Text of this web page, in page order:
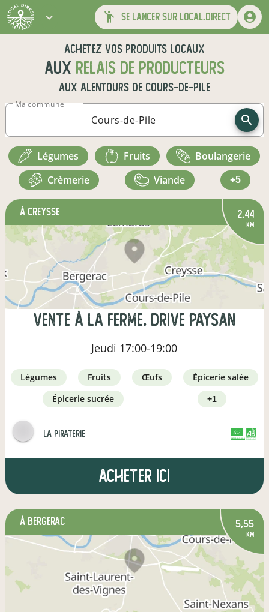
se lancer sur local.direct
Achetez vos produits locaux
aux relais de producteurs
aux alentours de Cours-de-Pile
Ma commune
légumes fruits
boulangerie
crèmerie
viande +5
à Creysse 2,44
km
Vente à la ferme, drive paysan
Jeudi 17:00-19:00
légumes fruits œufs
épicerie salée
épicerie sucrée
+1
la piraterie CERTIFIÉ PAR FR-BIO-01
AGRICULTURE FRANCE
Acheter ici
à Bergerac 5,55
km